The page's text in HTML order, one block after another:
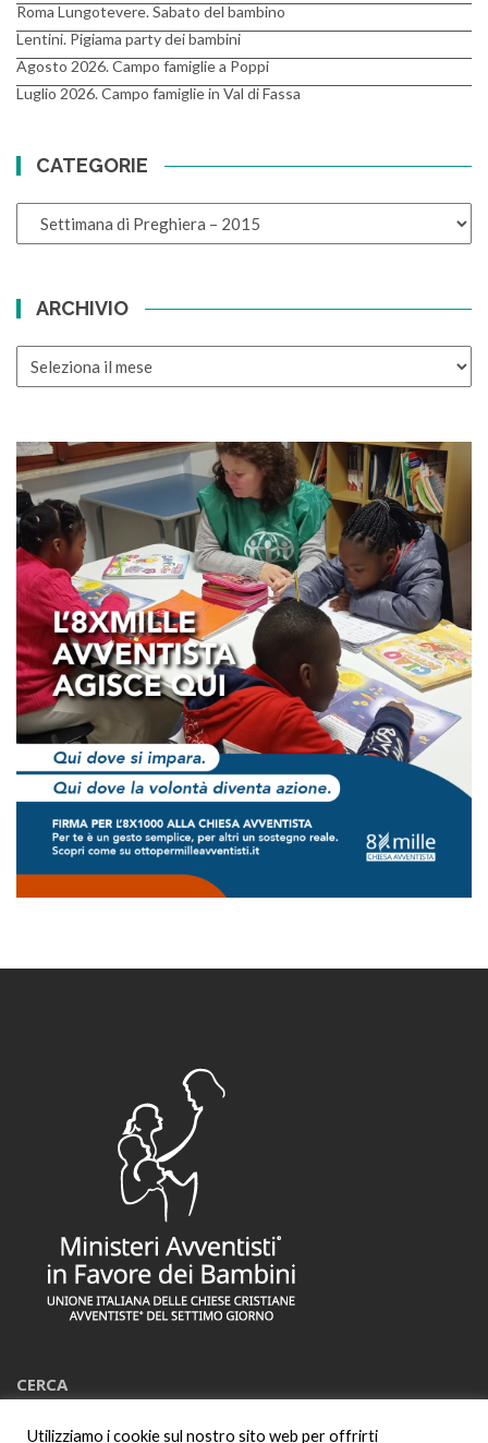
Roma Lungotevere. Sabato del bambino
Lentini. Pigiama party dei bambini
Agosto 2026. Campo famiglie a Poppi
Luglio 2026. Campo famiglie in Val di Fassa
CATEGORIE
ARCHIVIO
CERCA
Utilizziamo i cookie sul nostro sito web per offrirti